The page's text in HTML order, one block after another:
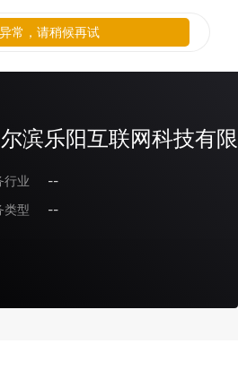
滨乐阳互联网科技有
行业
--
类型
--
常，请稍候再试